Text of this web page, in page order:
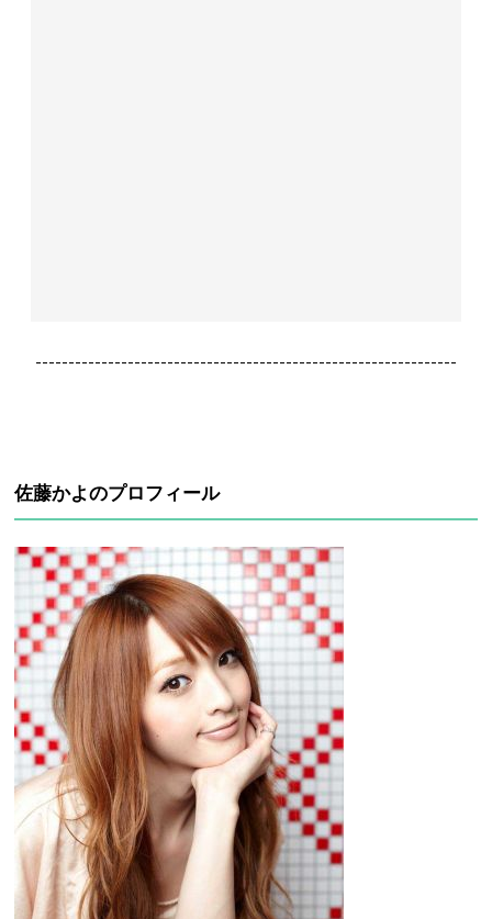
----------------------------------------------------------------
佐藤かよのプロフィール